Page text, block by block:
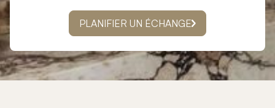
PLANIFIER UN ÉCHANGE